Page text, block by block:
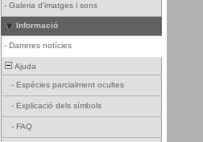
- Galeria d'imatges i sons
Informació
- Darreres notícies
Ajuda
- Espècies parcialment ocultes
- Explicació dels símbols
- FAQ